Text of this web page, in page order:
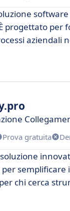
progettato
aziendali
Prova gratuita
semplificare
chi cerca